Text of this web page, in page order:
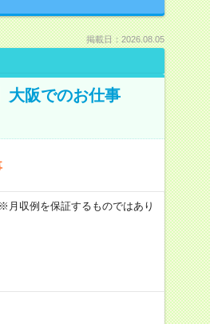
掲載日：2026.08.05
大阪でのお仕事
収例を保証するものではあり